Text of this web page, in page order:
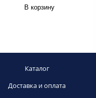
В корзину
Каталог
Доставка и оплата